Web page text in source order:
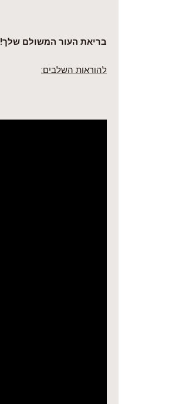
בריאת העור המשולם שלך!
להוראות השלבים: